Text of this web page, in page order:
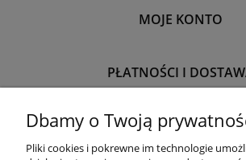
MOJE KONTO
PŁATNOŚCI I
INFORMACJE
Dbamy o Twoją
Pliki cookies i pokrewne im technologie